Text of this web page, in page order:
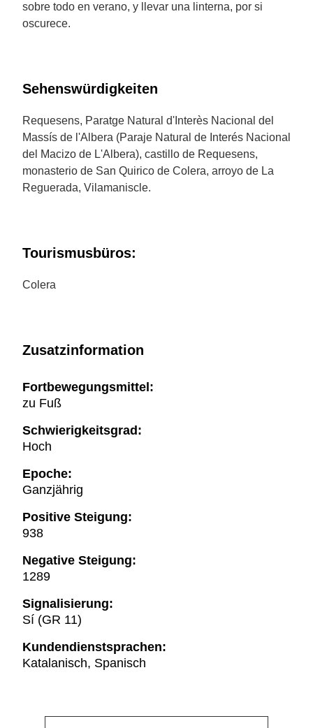
sobre todo en verano, y llevar una linterna, por si
oscurece.
Sehenswürdigkeiten
Requesens, Paratge Natural d'Interès Nacional del
Massís de l'Albera (Paraje Natural de Interés Nacional
del Macizo de L'Albera), castillo de Requesens,
monasterio de San Quirico de Colera, arroyo de La
Reguerada, Vilamaniscle.
Tourismusbüros:
Colera
Zusatzinformation
Fortbewegungsmittel:
zu Fuß
Schwierigkeitsgrad:
Hoch
Epoche:
Ganzjährig
Positive Steigung:
938
Negative Steigung:
1289
Signalisierung:
Sí (GR 11)
Kundendienstsprachen:
Katalanisch, Spanisch